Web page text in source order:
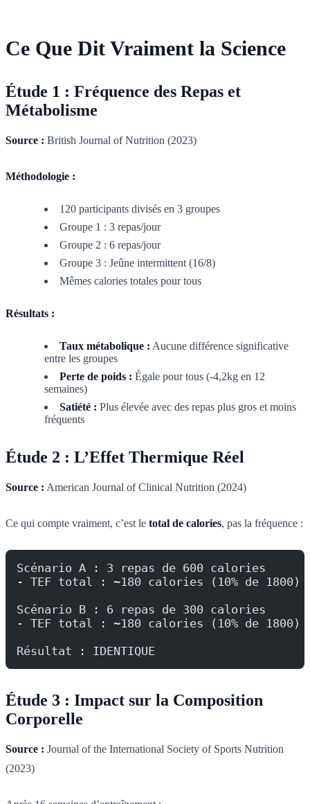
Ce Que Dit Vraiment la Science
Étude 1 : Fréquence des Repas et
Métabolisme
Source : British Journal of Nutrition (2023)
Méthodologie :
120 participants divisés en 3 groupes
Groupe 1 : 3 repas/jour
Groupe 2 : 6 repas/jour
Groupe 3 : Jeûne intermittent (16/8)
Mêmes calories totales pour tous
Résultats :
Taux métabolique : Aucune différence significative
entre les groupes
Perte de poids : Égale pour tous (-4,2kg en 12
semaines)
Satiété : Plus élevée avec des repas plus gros et moins
fréquents
Étude 2 : L’Effet Thermique Réel
Source : American Journal of Clinical Nutrition (2024)
Ce qui compte vraiment, c’est le total de calories, pas la fréquence :
Scénario A : 3 repas de 600 calories
- TEF total : ~180 calories (10% de 1800)
Scénario B : 6 repas de 300 calories
- TEF total : ~180 calories (10% de 1800)
Résultat : IDENTIQUE
Étude 3 : Impact sur la Composition
Corporelle
Source : Journal of the International Society of Sports Nutrition
(2023)